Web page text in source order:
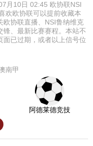
月10日 02:45 欧协联NSI
欢欧协联可以提前收藏本
欧协联直播、NSI鲁纳维克
锋、最新比赛赛程。本站不
面已过期，或者以上信号位
南甲
阿德莱德竞技